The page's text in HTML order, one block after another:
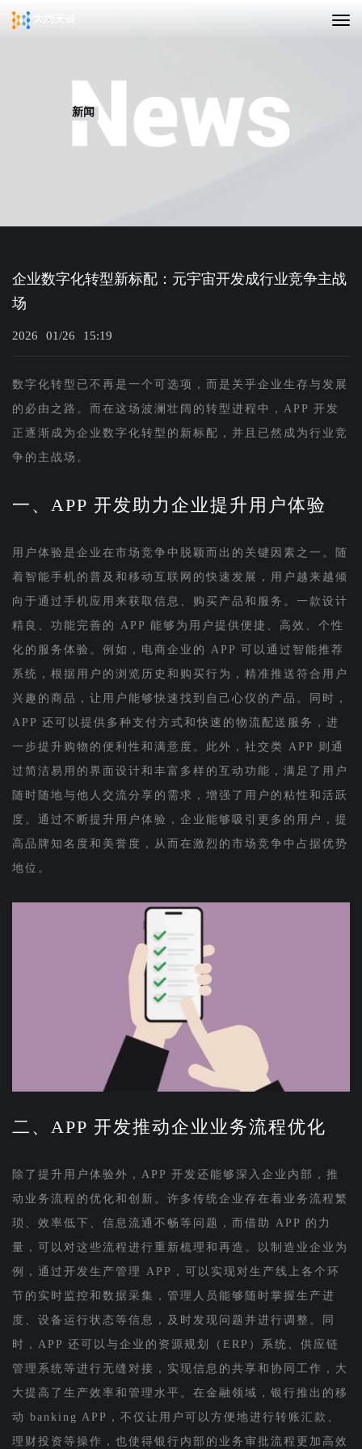
新闻
企业数字化转型新标配：元宇宙开发成行业竞争主战
场
2026 01/26 15:19
数字化转型已不再是一个可选项，而是关乎企业生存与发展
的必由之路。而在这场波澜壮阔的转型进程中，APP 开发
正逐渐成为企业数字化转型的新标配，并且已然成为行业竞
争的主战场。
一、APP 开发助力企业提升用户体验
用户体验是企业在市场竞争中脱颖而出的关键因素之一。随
着智能手机的普及和移动互联网的快速发展，用户越来越倾
向于通过手机应用来获取信息、购买产品和服务。一款设计
精良、功能完善的 APP 能够为用户提供便捷、高效、个性
化的服务体验。例如，电商企业的 APP 可以通过智能推荐
系统，根据用户的浏览历史和购买行为，精准推送符合用户
兴趣的商品，让用户能够快速找到自己心仪的产品。同时，
APP 还可以提供多种支付方式和快速的物流配送服务，进
一步提升购物的便利性和满意度。此外，社交类 APP 则通
过简洁易用的界面设计和丰富多样的互动功能，满足了用户
随时随地与他人交流分享的需求，增强了用户的粘性和活跃
度。通过不断提升用户体验，企业能够吸引更多的用户，提
高品牌知名度和美誉度，从而在激烈的市场竞争中占据优势
地位。
二、APP 开发推动企业业务流程优化
除了提升用户体验外，APP 开发还能够深入企业内部，推
动业务流程的优化和创新。许多传统企业存在着业务流程繁
琐、效率低下、信息流通不畅等问题，而借助 APP 的力
量，可以对这些流程进行重新梳理和再造。以制造业企业为
例，通过开发生产管理 APP，可以实现对生产线上各个环
节的实时监控和数据采集，管理人员能够随时掌握生产进
度、设备运行状态等信息，及时发现问题并进行调整。同
时，APP 还可以与企业的资源规划（ERP）系统、供应链
管理系统等进行无缝对接，实现信息的共享和协同工作，大
大提高了生产效率和管理水平。在金融领域，银行推出的移
动 banking APP，不仅让用户可以方便地进行转账汇款、
理财投资等操作，也使得银行内部的业务审批流程更加高效